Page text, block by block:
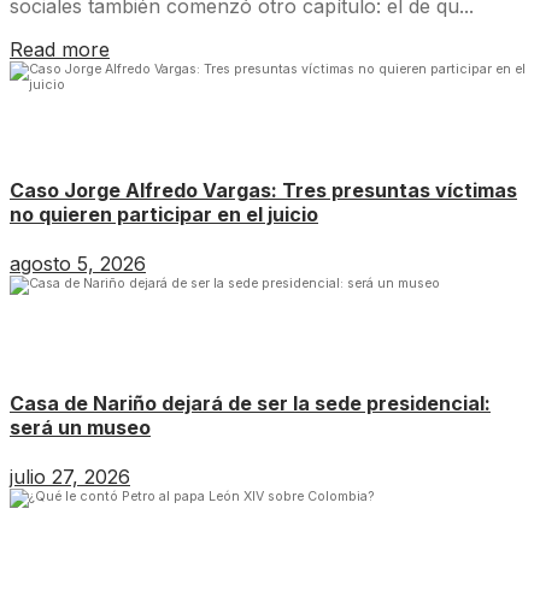
sociales también comenzó otro capítulo: el de qu...
Read more
Caso Jorge Alfredo Vargas: Tres presuntas víctimas
no quieren participar en el juicio
agosto 5, 2026
Casa de Nariño dejará de ser la sede presidencial:
será un museo
julio 27, 2026